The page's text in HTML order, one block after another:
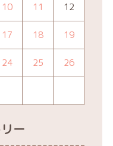
10 11 12
17 18 19
24 25 26
ー